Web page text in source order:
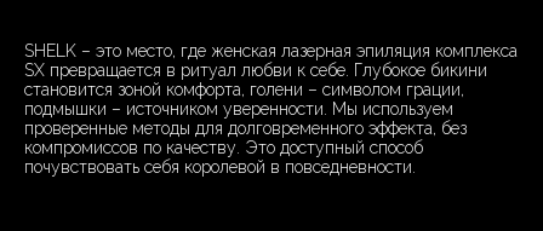
SHELK – это место, где женская лазерная эпиляция комплекса
SX превращается в ритуал любви к себе. Глубокое бикини
становится зоной комфорта, голени – символом грации,
подмышки – источником уверенности. Мы используем
проверенные методы для долговременного эффекта, без
компромиссов по качеству. Это доступный способ
почувствовать себя королевой в повседневности.